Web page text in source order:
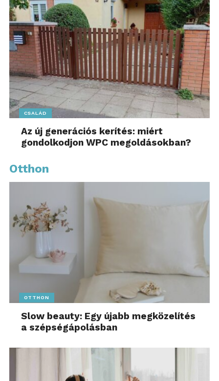
CSALÁD
Az új generációs kerítés: miért
gondolkodjon WPC megoldásokban?
Otthon
OTTHON
Slow beauty: Egy újabb megközelítés
a szépségápolásban